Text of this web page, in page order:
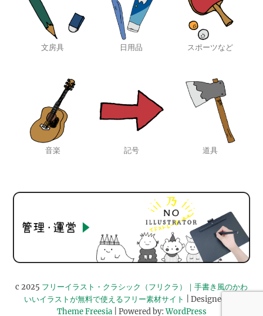
文房具 日用品 スポーツなど
音楽 記号 道具
c 2025 フリーイラスト・クラシック（フリクラ）｜手書き風のかわ
いいイラストが無料で使えるフリー素材サイト
| Designed by:
Theme Freesia| Powered by:WordPress